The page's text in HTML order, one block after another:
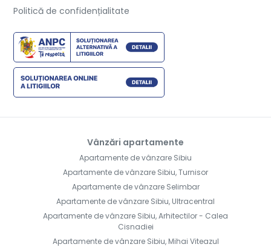
Politică de confidențialitate
Vânzări apartamente
Apartamente de vânzare Sibiu
Apartamente de vânzare Sibiu, Turnisor
Apartamente de vânzare Selimbar
Apartamente de vânzare Sibiu, Ultracentral
Apartamente de vânzare Sibiu, Arhitectilor - Calea
Cisnadiei
Apartamente de vânzare Sibiu, Mihai Viteazul